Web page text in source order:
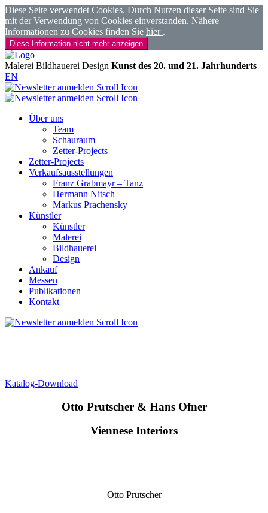
Diese Seite verwendet Cookies. Durch Nutzen dieser Seite sind Sie
mit der Verwendung von Cookies einverstanden. Nähere
Informationen zu Cookies finden Sie hier .
Diese Information nicht mehr anzeigen
Malerei Bildhauerei Design Kunst des 20. und 21. Jahrhunderts
EN
Über uns
Team
Schauraum
Zetter-Projects
Zetter-Projects
Verkaufsausstellungen
Franz Grabmayr – Tanz
Hermann Nitsch
Markus Prachensky
Künstler
Künstler
Malerei
Bildhauerei
Design
Ankauf
Messen
Publikationen
Kontakt
Katalog-Download
Otto Prutscher & Hans Ofner
Viennese Interiors
Otto Prutscher